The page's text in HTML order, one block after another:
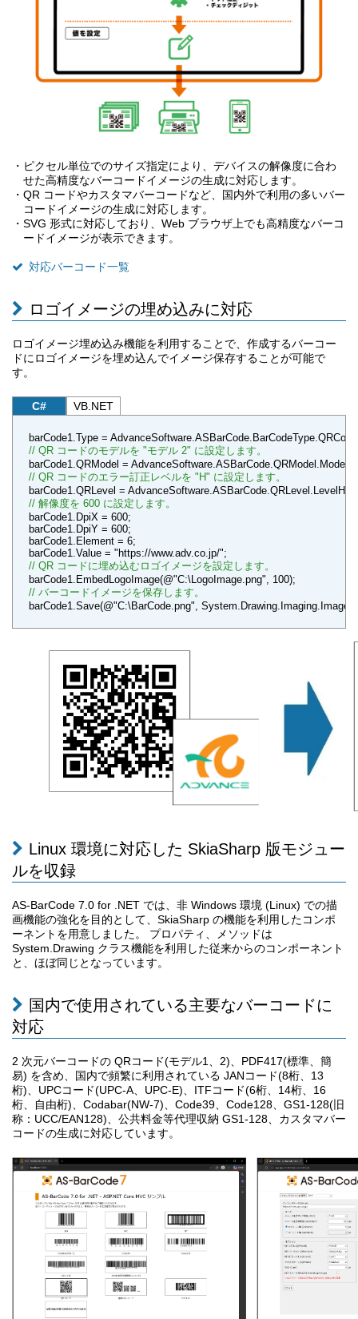
・ピクセル単位でのサイズ指定により、デバイスの解像度に合わ
せた高精度なバーコードイメージの生成に対応します。
・QR コードやカスタマバーコードなど、国内外で利用の多いバー
コードイメージの生成に対応します。
・SVG 形式に対応しており、Web ブラウザ上でも高精度なバーコ
ードイメージが表示できます。
対応バーコード一覧
ロゴイメージの埋め込みに対応
ロゴイメージ埋め込み機能を利用することで、作成するバーコー
ドにロゴイメージを埋め込んでイメージ保存することが可能で
す。
C# VB.NET
barCode1.Type =
// QR コードのモデルを "モデル 2" に設定します。
barCode1.QRModel = AdvanceSoftware.ASBarCode.QRModel.Model2;
// QR コードのエラー訂正レベルを "H" に設定します。
barCode1.QRLevel = AdvanceSoftware.ASBarCode.QRLevel.LevelH;
// 解像度を 600 に設定します。
barCode1.DpiX = 600;
barCode1.DpiY = 600;
barCode1.Element = 6;
barCode1.Value = "https://www.adv.co.jp/";
// QR コードに埋め込むロゴイメージを設定します。
barCode1.EmbedLogoImage(@"C:\LogoImage.png", 100);
// バーコードイメージを保存します。
barCode1.Save(@"C:\BarCode.png",
Linux 環境に対応した SkiaSharp 版モジュー
ルを収録
AS-BarCode 7.0 for .NET では、非 Windows 環境 (Linux) での描
画機能の強化を目的として、SkiaSharp の機能を利用したコンポ
ーネントを用意しました。 プロパティ、メソッドは
System.Drawing クラス機能を利用した従来からのコンポーネント
と、ほぼ同じとなっています。
国内で使用されている主要なバーコードに
対応
2 次元バーコードの QRコード(モデル1、2)、PDF417(標準、簡
易) を含め、国内で頻繁に利用されている JANコード(8桁、13
桁)、UPCコード(UPC-A、UPC-E)、ITFコード(6桁、14桁、16
桁、自由桁)、Codabar(NW-7)、Code39、Code128、GS1-128(旧
称：UCC/EAN128)、公共料金等代理収納 GS1-128、カスタマバー
コードの生成に対応しています。